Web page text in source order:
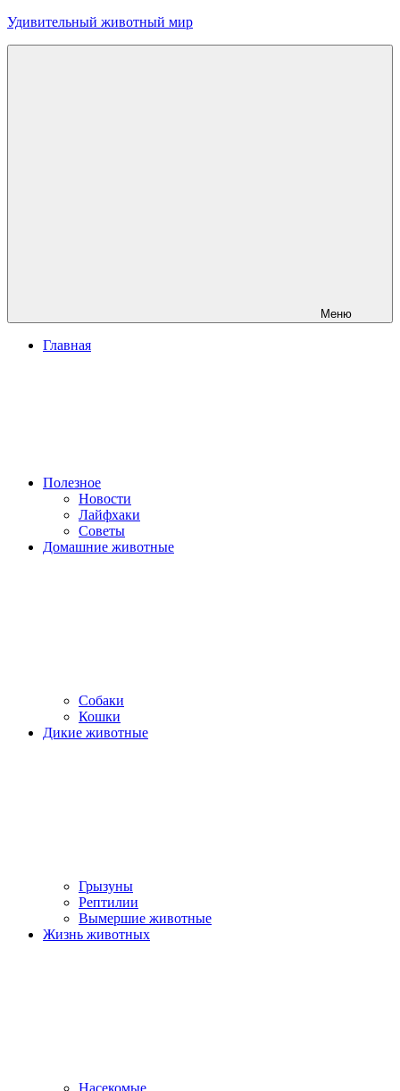
Перейти
Удивительный животный мир
Меню
Главная
Полезное
Новости
Лайфхаки
Советы
Домашние животные
Собаки
Кошки
Дикие животные
Грызуны
Рептилии
Вымершие животные
Жизнь животных
Насекомые